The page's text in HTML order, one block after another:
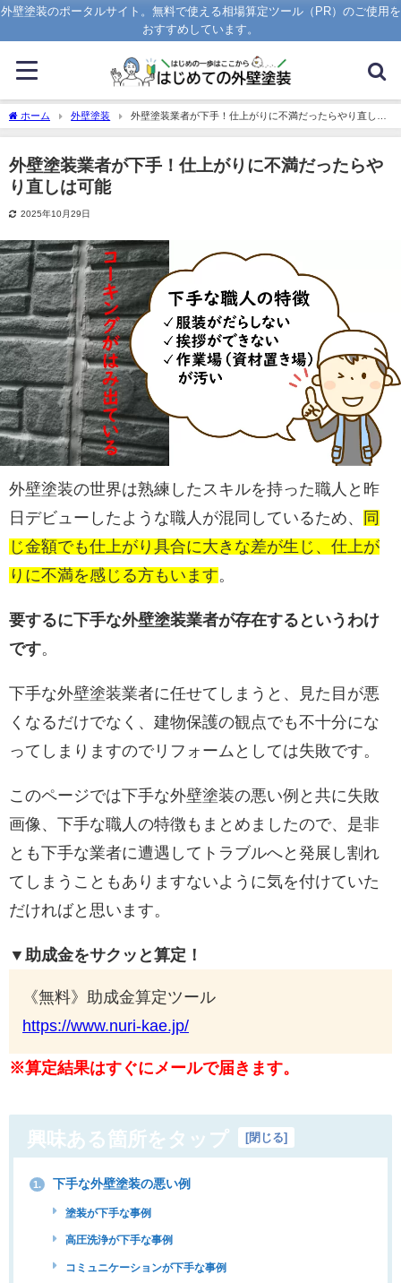
外壁塗装のポータルサイト。無料で使える相場算定ツール（PR）のご使用を
おすすめしています。
ホーム 外壁塗装
外壁塗装業者が下手！仕上がりに不満だったらやり直しは
可能
外壁塗装業者が下手！仕上がりに不満だったらや
り直しは可能
2025年10月29日
外壁塗装の世界は熟練したスキルを持った職人と昨
日デビューしたような職人が混同しているため、
同
じ金額でも仕上がり具合に大きな差が生じ、仕上が
りに不満を感じる方もいます。
要するに下手な外壁塗装業者が存在するというわけ
です。
下手な外壁塗装業者に任せてしまうと、見た目が悪
くなるだけでなく、建物保護の観点でも不十分にな
ってしまりますのでリフォームとしては失敗です。
このページでは下手な外壁塗装の悪い例と共に失敗
画像、下手な職人の特徴もまとめましたので、是非
とも下手な業者に遭遇してトラブルへと発展し割れ
てしまうこともありますないように気を付けていた
だければと思います。
▼助成金をサクッと算定！
《無料》助成金算定ツール
https://www.nuri-kae.jp/
※算定結果はすぐにメールで届きます。
興味ある箇所をタップ [閉じる]
1. 下手な外壁塗装の悪い例
塗装が下手な事例
高圧洗浄が下手な事例
コミュニケーションが下手な事例